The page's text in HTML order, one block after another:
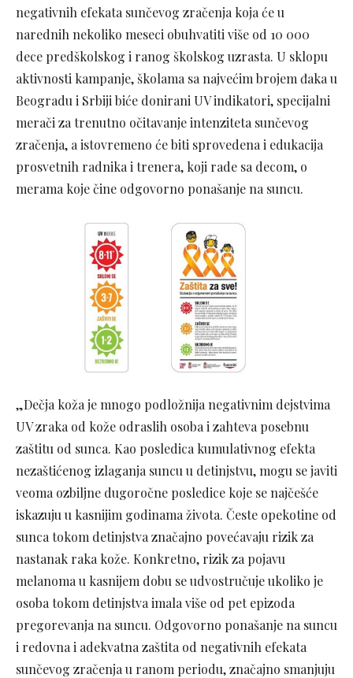
negativnih efekata sunčevog zračenja koja će u
narednih nekoliko meseci obuhvatiti više od 10 000
dece predškolskog i ranog školskog uzrasta. U sklopu
aktivnosti kampanje, školama sa najvećim brojem đaka u
Beogradu i Srbiji biće donirani UV indikatori, specijalni
merači za trenutno očitavanje intenziteta sunčevog
zračenja, a istovremeno će biti sprovedena i edukacija
prosvetnih radnika i trenera, koji rade sa decom, o
merama koje čine odgovorno ponašanje na suncu.
„Dečja koža je mnogo podložnija negativnim dejstvima
UV zraka od kože odraslih osoba i zahteva posebnu
zaštitu od sunca. Kao posledica kumulativnog efekta
nezaštićenog izlaganja suncu u detinjstvu, mogu se javiti
veoma ozbiljne dugoročne posledice koje se najčešće
iskazuju u kasnijim godinama života. Česte opekotine od
sunca tokom detinjstva značajno povećavaju rizik za
nastanak raka kože. Konkretno, rizik za pojavu
melanoma u kasnijem dobu se udvostručuje ukoliko je
osoba tokom detinjstva imala više od pet epizoda
pregorevanja na suncu. Odgovorno ponašanje na suncu
i redovna i adekvatna zaštita od negativnih efekata
sunčevog zračenja u ranom periodu, značajno smanjuju